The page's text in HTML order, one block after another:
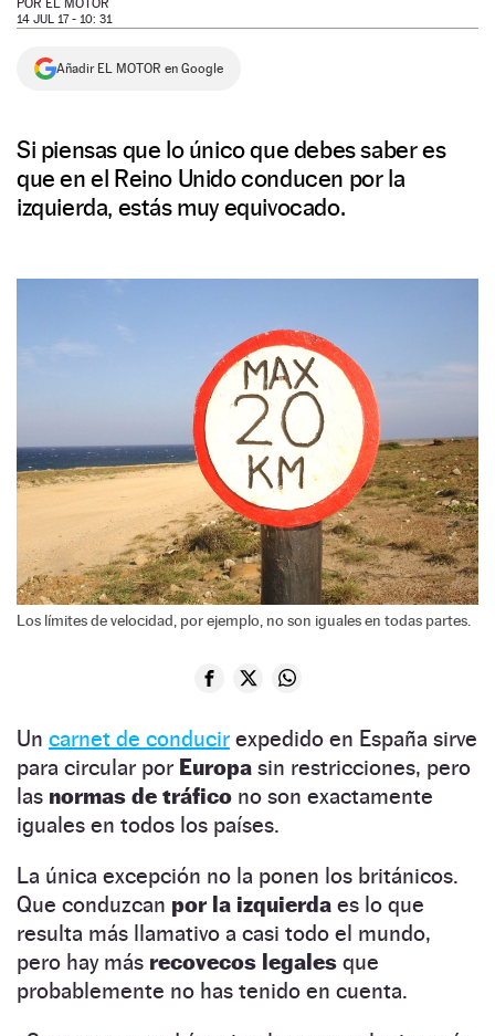
NEWSLETTER
POR EL MOTOR
14 JUL 17 - 10: 31
Añadir EL MOTOR en Google
Si piensas que lo único que debes saber es
que en el Reino Unido conducen por la
izquierda, estás muy equivocado.
Los límites de velocidad, por ejemplo, no son iguales en todas partes.
Un carnet de conducir expedido en España sirve
para circular por Europa sin restricciones, pero
las normas de tráfico no son exactamente
iguales en todos los países.
La única excepción no la ponen los británicos.
Que conduzcan por la izquierda es lo que
resulta más llamativo a casi todo el mundo,
pero hay más recovecos legales que
probablemente no has tenido en cuenta.